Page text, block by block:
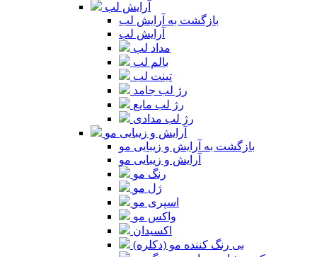
آرایش لب
بازگشت به آرایش لب
آرایش لب
مداد لب
بالم لب
تینت لب
رژ لب جامد
رژ لب مایع
رژ لب مدادی
آرایش و زیبایی مو
بازگشت به آرایش و زیبایی مو
آرایش و زیبایی مو
رنگ مو
ژل مو
اسپری مو
واکس مو
اکسیدان
بی رنگ کننده مو (دکلره)